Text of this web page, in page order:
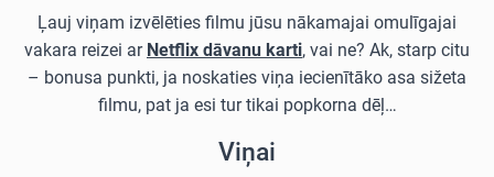
Ļauj viņam izvēlēties filmu jūsu nākamajai omulīgajai
vakara reizei ar Netflix dāvanu karti, vai ne? Ak, starp citu
– bonusa punkti, ja noskaties viņa iecienītāko asa sižeta
filmu, pat ja esi tur tikai popkorna dēļ…
Viņai